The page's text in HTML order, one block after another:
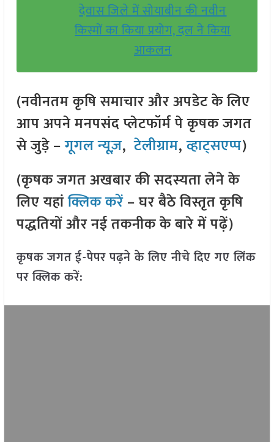
देवास जिले में सोयाबीन की नवीन
किस्मों का किया प्रयोग, दल ने किया
आकलन
(नवीनतम कृषि समाचार और अपडेट के लिए
आप अपने मनपसंद प्लेटफॉर्म पे कृषक जगत
से जुड़े –गूगल न्यूज़,टेलीग्राम,व्हाट्सएप्प)
(कृषक जगत अखबार की सदस्यता लेने के
लिए यहांक्लिक करें– घर बैठे विस्तृत कृषि
पद्धतियों और नई तकनीक के बारे में पढ़ें)
कृषक जगत ई-पेपर पढ़ने के लिए नीचे दिए गए लिंक
पर क्लिक करें: